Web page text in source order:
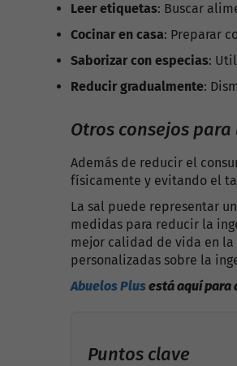
Leer etiquetas: Buscar
Cocinar en casa: Preparar
Saborizar con especias:
Reducir gradualmente:
Otros consejos
Además de reducir el
físicamente y evitando el
La sal puede representar
medidas para reducir la
mejor calidad de vida en
personalizadas sobre la
Abuelos Plus está aquí para
Puntos clave